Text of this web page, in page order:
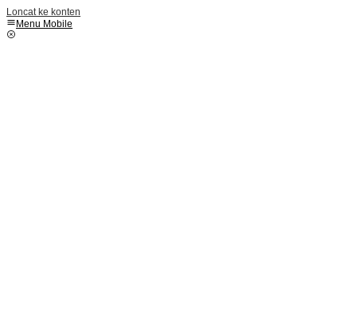
Loncat ke konten
Menu Mobile